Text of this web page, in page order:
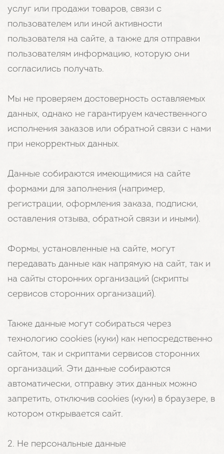
услуг или продажи товаров, связи с
пользователем или иной активности
пользователя на сайте, а также для отправки
пользователям информацию, которую они
согласились получать.
Мы не проверяем достоверность оставляемых
данных, однако не гарантируем качественного
исполнения заказов или обратной связи с нами
при некорректных данных.
Данные собираются имеющимися на сайте
формами для заполнения (например,
регистрации, оформления заказа, подписки,
оставления отзыва, обратной связи и иными).
Формы, установленные на сайте, могут
передавать данные как напрямую на сайт, так и
на сайты сторонних организаций (скрипты
сервисов сторонних организаций).
Также данные могут собираться через
технологию cookies (куки) как непосредственно
сайтом, так и скриптами сервисов сторонних
организаций. Эти данные собираются
автоматически, отправку этих данных можно
запретить, отключив cookies (куки) в браузере, в
котором открывается сайт.
2. Не персональные данные